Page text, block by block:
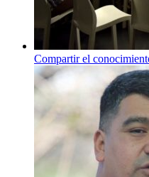
Compartir el